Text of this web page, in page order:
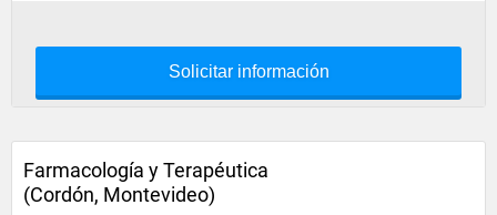
Solicitar información
Farmacología y Terapéutica
(Cordón, Montevideo)